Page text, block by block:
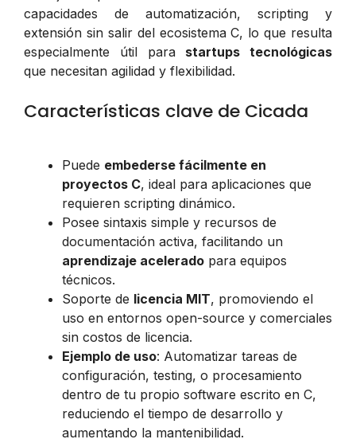
capacidades de automatización, scripting y
extensión sin salir del ecosistema C, lo que resulta
especialmente útil para startups tecnológicas
que necesitan agilidad y flexibilidad.
Características clave de Cicada
Puede embederse fácilmente en
proyectos C, ideal para aplicaciones que
requieren scripting dinámico.
Posee sintaxis simple y recursos de
documentación activa, facilitando un
aprendizaje acelerado para equipos
técnicos.
Soporte de licencia MIT, promoviendo el
uso en entornos open-source y comerciales
sin costos de licencia.
Ejemplo de uso: Automatizar tareas de
configuración, testing, o procesamiento
dentro de tu propio software escrito en C,
reduciendo el tiempo de desarrollo y
aumentando la mantenibilidad.